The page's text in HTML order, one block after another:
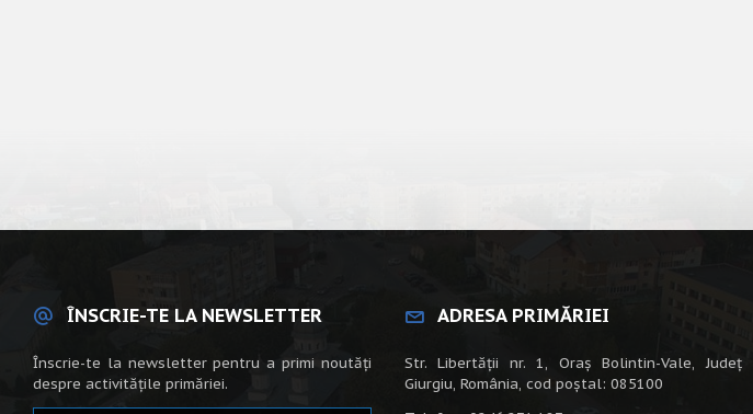
ÎNSCRIE-TE LA NEWSLETTER
Înscrie-te la newsletter pentru a primi noutăți
despre activitățile primăriei.
ADRESA PRIMĂRIEI
Str. Libertății nr. 1, Oraș Bolintin-Vale, Județ
Giurgiu, România, cod poștal: 085100